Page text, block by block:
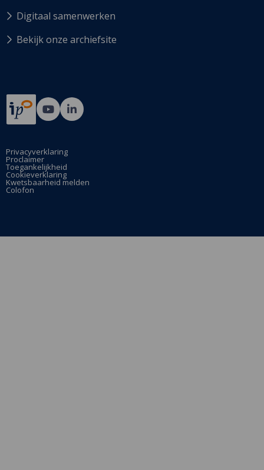
Digitaal samenwerken
Bekijk onze archiefsite
Ga
naar
YouTube
pagina
Ga
naar
pagina
Privacyverklaring
Proclaimer
Toegankelijkheid
Cookieverklaring
Kwetsbaarheid melden
Colofon